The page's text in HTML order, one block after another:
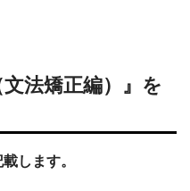
文法矯正編）』を
します。